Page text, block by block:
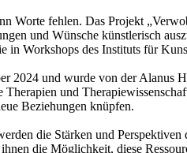
Worte fehlen. Das Projekt
und Wünsche künstlerisch
in Workshops des Instituts für
2024 und wurde von der Alanus
und
Beziehungen knüpfen.
die Stärken und
die Möglichkeit, diese